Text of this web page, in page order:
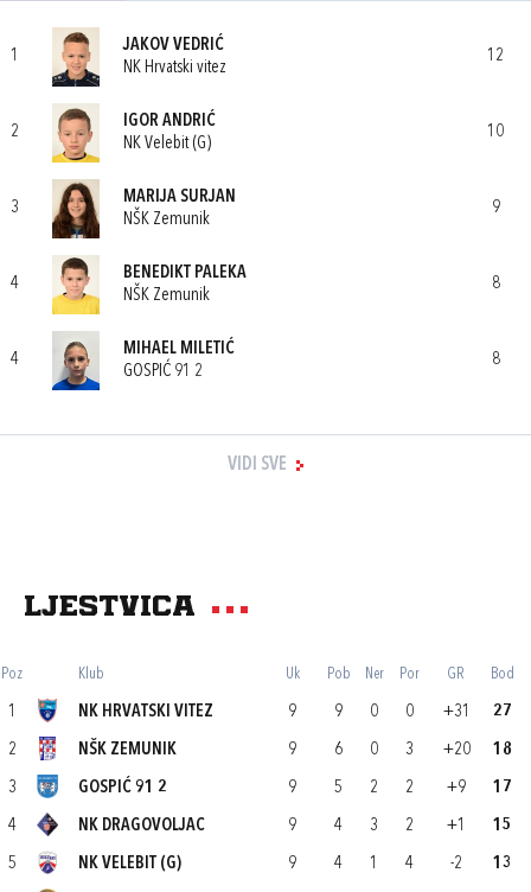
1
JAKOV VEDRIĆ
NK Hrvatski vitez
12
2
IGOR ANDRIĆ
NK Velebit (G)
10
3
MARIJA SURJAN
NŠK Zemunik
9
4
BENEDIKT PALEKA
NŠK Zemunik
8
4
MIHAEL MILETIĆ
GOSPIĆ 91 2
8
VIDI SVE
Ljestvica
Poz Klub Uk Pob Ner Por GR Bod
1 NK HRVATSKI VITEZ 9 9 0 0 +31 27
2 NŠK ZEMUNIK 9 6 0 3 +20 18
3 GOSPIĆ 91 2 9 5 2 2 +9 17
4 NK DRAGOVOLJAC 9 4 3 2 +1 15
5 NK VELEBIT (G) 9 4 1 4 -2 13